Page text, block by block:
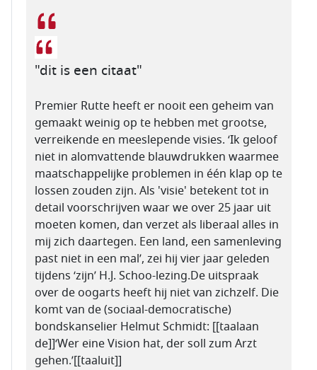
"dit is een citaat"
Premier Rutte heeft er nooit een geheim van
gemaakt weinig op te hebben met grootse,
verreikende en meeslepende visies. ‘Ik geloof
niet in alomvattende blauwdrukken waarmee
maatschappelijke problemen in één klap op te
lossen zouden zijn. Als 'visie' betekent tot in
detail voorschrijven waar we over 25 jaar uit
moeten komen, dan verzet als liberaal alles in
mij zich daartegen. Een land, een samenleving
past niet in een mal’, zei hij vier jaar geleden
tijdens ‘zijn’ H.J. Schoo-lezing.De uitspraak
over de oogarts heeft hij niet van zichzelf. Die
komt van de (sociaal-democratische)
bondskanselier Helmut Schmidt: [[taalaan
de]]‘Wer eine Vision hat, der soll zum Arzt
gehen.’[[taaluit]]